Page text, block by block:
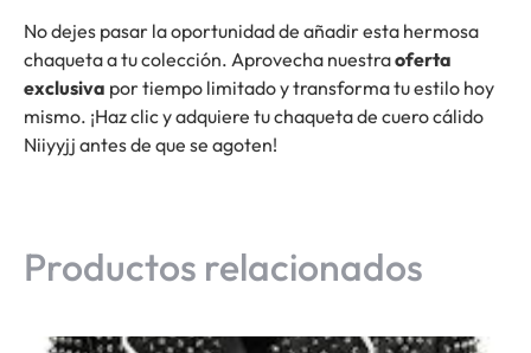
No dejes pasar la oportunidad de añadir esta hermosa
chaqueta a tu colección. Aprovecha nuestraoferta
exclusiva por tiempo limitado y transforma tu estilo hoy
mismo. ¡Haz clic y adquiere tu chaqueta de cuero cálido
Niiyyjj antes de que se agoten!
Productos relacionados